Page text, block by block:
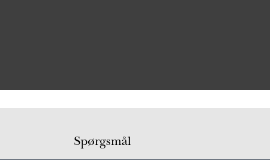
Spørgsmål